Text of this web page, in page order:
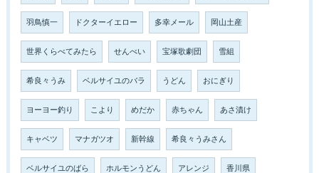
羽鳥慎一 ドクターイエロー 多幸メール 岡山土産
世界くらべてみたら せんべい 宝塚歌劇団 雪組
希良々うみ ベルサイユのバラ うどん おにぎり
ヨーヨー釣り こより めだか 赤ちゃん あさ漬け
キャベツ マナガツオ 新幹線 希良々うみさん
ベルサイユのばら ホルモンうどん アレンジ 香川県